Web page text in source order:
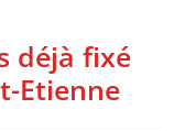
déjà fixé
Etienne